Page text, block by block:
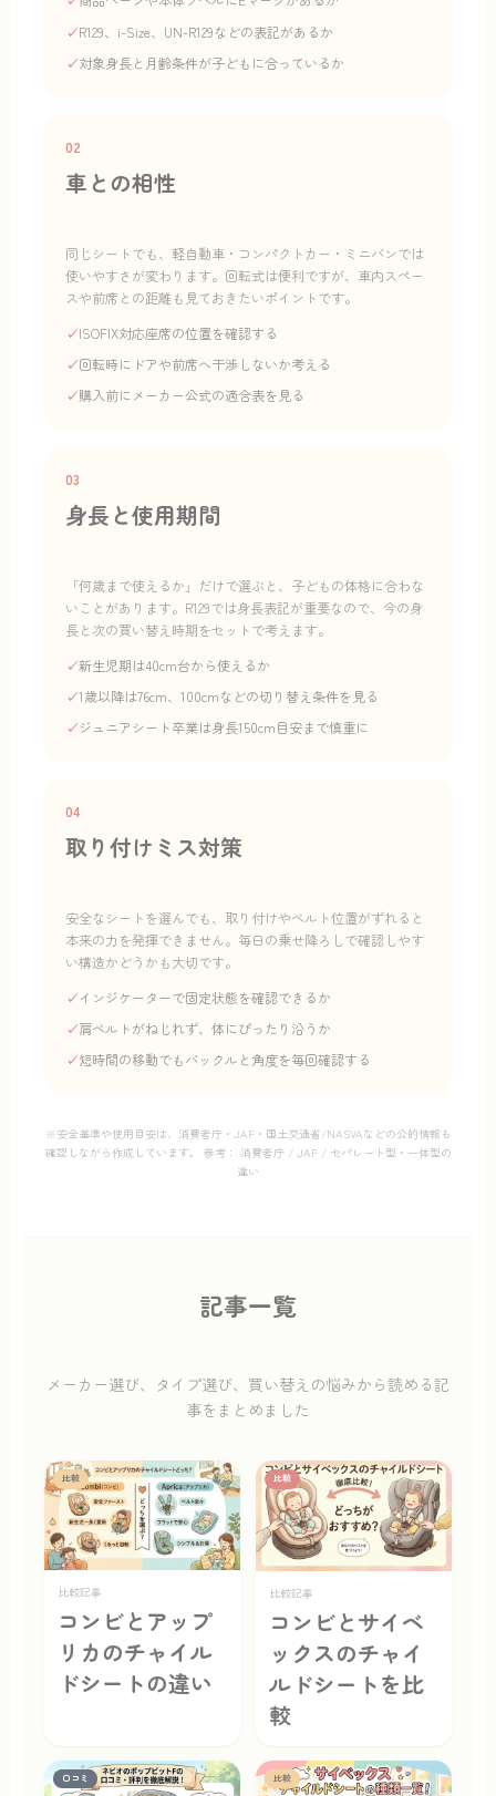
✓R129、i-Size、UN-R129などの表記があるか
✓対象身長と月齢条件が子どもに合っているか
02
車との相性
同じシートでも、軽自動車・コンパクトカー・ミニバンでは
使いやすさが変わります。回転式は便利ですが、車内スペー
スや前席との距離も見ておきたいポイントです。
✓ISOFIX対応座席の位置を確認する
✓回転時にドアや前席へ干渉しないか考える
✓購入前にメーカー公式の適合表を見る
03
身長と使用期間
「何歳まで使えるか」だけで選ぶと、子どもの体格に合わな
いことがあります。R129では身長表記が重要なので、今の身
長と次の買い替え時期をセットで考えます。
✓新生児期は40cm台から使えるか
✓1歳以降は76cm、100cmなどの切り替え条件を見る
✓ ジュニアシート卒業は身長150cm目安まで慎重に
04
取り付けミス対策
安全なシートを選んでも、取り付けやベルト位置がずれると
本来の力を発揮できません。毎日の乗せ降ろしで確認しやす
い構造かどうかも大切です。
✓ インジケーターで固定状態を確認できるか
✓肩ベルトがねじれず、体にぴったり沿うか
✓短時間の移動でもバックルと角度を毎回確認する
※安全基準や使用目安は、消費者庁・JAF・国土交通省/NASVAなどの公的情報も
確認しながら作成しています。 参考：
消費者庁 / JAF / セパレート型・一体型の
違い
記事一覧
メーカー選び、タイプ選び、買い替えの悩みから読める記
事をまとめました
比較
比較記事
コンビとアップ
リカのチャイル
ドシートの違い
比較
比較記事
コンビとサイベ
ックスのチャイ
ルドシートを比
較
口コミ 比較